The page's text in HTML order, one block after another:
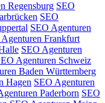
Regensburg SEO
SEO
SEO Agenturen
Agenturen Frankfurt
SEO Agenturen
Agenturen Schweiz
Baden Württemberg
Hagen SEO Agenturen
Paderborn SEO